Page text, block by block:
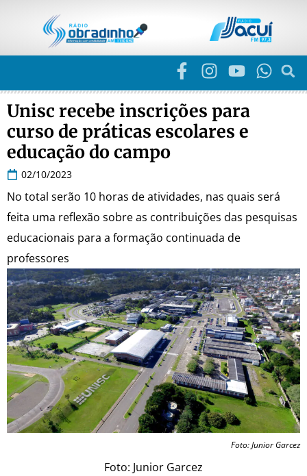
Unisc recebe inscrições para
curso de práticas escolares e
educação do campo
02/10/2023
No total serão 10 horas de atividades, nas quais será
feita uma reflexão sobre as contribuições das pesquisas
educacionais para a formação continuada de
professores
Foto: Junior Garcez
Foto: Junior Garcez